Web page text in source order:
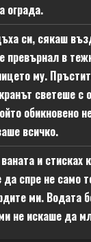
ограда.
си, сякаш
превърнал в
му.
светеше с
обикновено
всичко.
и стисках
спре не само
ми. Водата
не искаше да